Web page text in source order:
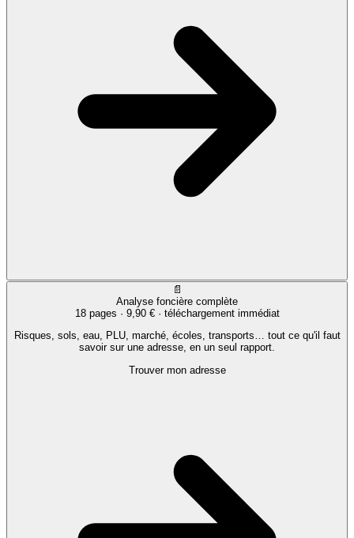
📄
Analyse foncière complète
18 pages · 9,90 €· téléchargement immédiat
Risques, sols, eau, PLU, marché, écoles, transports… tout ce qu'il faut
savoir sur une adresse, en un seul rapport.
Trouver mon adresse